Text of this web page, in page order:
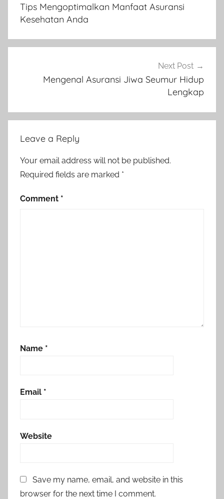
Tips Mengoptimalkan Manfaat Asuransi
Kesehatan Anda
Next Post
Mengenal Asuransi Jiwa Seumur Hidup
Lengkap
Leave a Reply
Your email address will not be published.
Required fields are marked *
Comment *
Name *
Email *
Website
Save my name, email, and website in this
browser for the next time I comment.